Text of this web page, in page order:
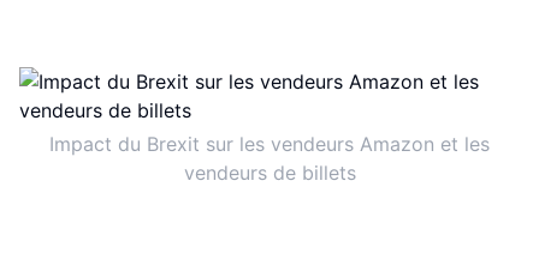
Impact du Brexit sur les vendeurs Amazon et les
vendeurs de billets